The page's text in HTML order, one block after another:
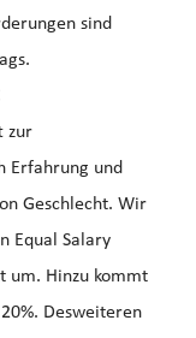
sind
zur
Erfahrung und
Geschlecht. Wir
Equal Salary
um. Hinzu kommt
Desweiteren